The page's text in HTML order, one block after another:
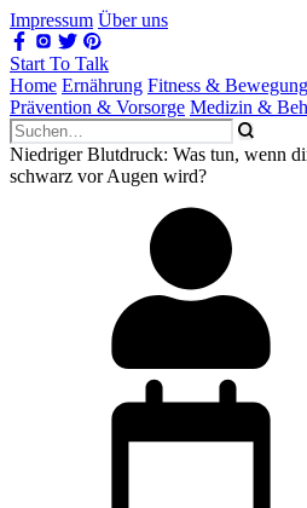
Impressum Über uns
Start To Talk
Home Ernährung Fitness & Bewegung
Prävention & Vorsorge Medizin &
Niedriger Blutdruck: Was tun, wenn
schwarz vor Augen wird?